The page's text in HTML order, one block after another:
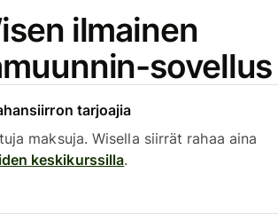
ilmainen
sovellus
tarjoajia
maksuja. Wisella siirrät rahaa aina
keskikurssilla.